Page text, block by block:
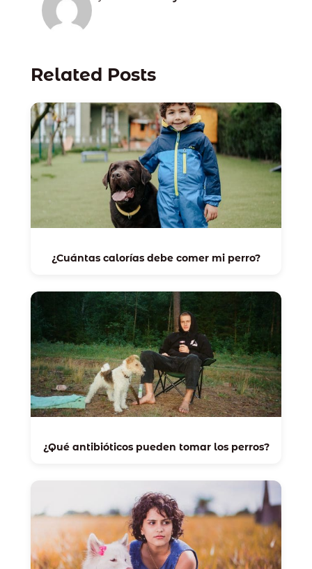
Related Posts
¿Cuántas calorías debe comer mi perro?
¿Qué antibióticos pueden tomar los perros?